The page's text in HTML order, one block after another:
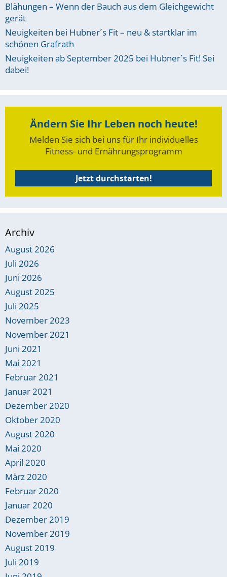
Blähungen – Wenn der Bauch aus dem Gleichgewicht
gerät
Neuigkeiten bei Hubner´s Fit – neu & startklar im
schönen Grafrath
Neuigkeiten ab September 2025 bei Hubner´s Fit! Sei
dabei!
Ändern Sie Ihr Leben noch heute!
Melden Sie sich bei uns für Ihr individuelles
Fitness- und Ernährungsprogramm
Jetzt durchstarten!
Archiv
August 2026
Juli 2026
Juni 2026
August 2025
Juli 2025
November 2023
November 2021
Juni 2021
Mai 2021
Februar 2021
Januar 2021
Dezember 2020
Oktober 2020
August 2020
Mai 2020
April 2020
März 2020
Februar 2020
Januar 2020
Dezember 2019
November 2019
August 2019
Juli 2019